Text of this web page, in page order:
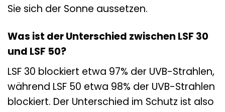
Sie sich der Sonne aussetzen.
Was ist der Unterschied zwischen LSF 30
und LSF 50?
LSF 30 blockiert etwa 97% der UVB-Strahlen,
während LSF 50 etwa 98% der UVB-Strahlen
blockiert. Der Unterschied im Schutz ist also